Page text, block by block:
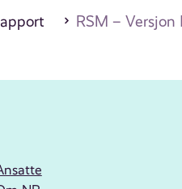
RSM – Versjon